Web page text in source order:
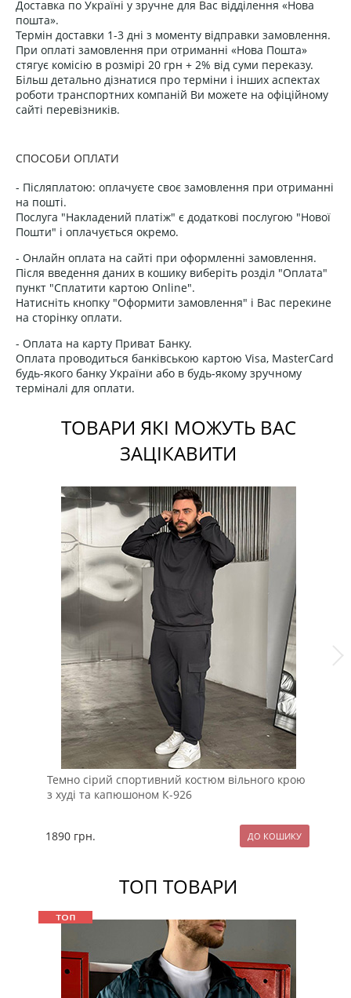
Доставка по Україні у зручне для Вас відділення «Нова
пошта».
Термін доставки 1-3 дні з моменту відправки замовлення.
При оплаті замовлення при отриманні «Нова Пошта»
стягує комісію в розмірі 20 грн + 2% від суми переказу.
Більш детально дізнатися про терміни і інших аспектах
роботи транспортних компаній Ви можете на офіційному
сайті перевізників.
СПОСОБИ ОПЛАТИ
- Післяплатою: оплачуєте своє замовлення при отриманні
на пошті.
Послуга "Накладений платіж" є додаткові послугою "Нової
Пошти" і оплачується окремо.
- Онлайн оплата на сайті при оформленні замовлення.
Після введення даних в кошику виберіть розділ "Оплата"
пункт "Сплатити картою Online".
Натисніть кнопку "Оформити замовлення" і Вас перекине
на сторінку оплати.
- Оплата на карту Приват Банку.
Оплата проводиться банківською картою Visa, MasterCard
будь-якого банку України або в будь-якому зручному
терміналі для оплати.
ТОВАРИ ЯКІ МОЖУТЬ ВАС
ЗАЦІКАВИТИ
Темно сірий спортивний костюм вільного крою
з худі та капюшоном К-926
1890 грн.
ТОП ТОВАРИ